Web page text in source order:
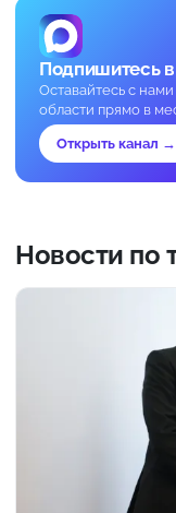
Подпишитесь в
Оставайтесь с
области прямо в
Открыть канал →
Новости по